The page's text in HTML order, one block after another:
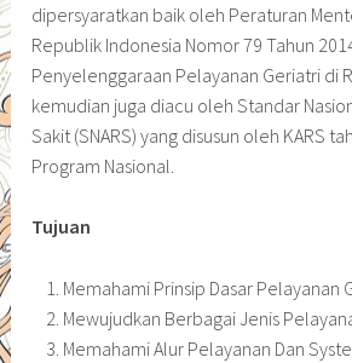
dipersyaratkan baik oleh Peraturan
Republik Indonesia Nomor 79 Tahun
Penyelenggaraan Pelayanan Geriatri di
kemudian juga diacu oleh Standar
Sakit (SNARS) yang disusun oleh KARS
Program Nasional.
Tujuan
Memahami Prinsip Dasar Pelayanan
Mewujudkan Berbagai Jenis
Memahami Alur Pelayanan Dan